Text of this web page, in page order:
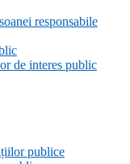
responsabile
de interes public
publice